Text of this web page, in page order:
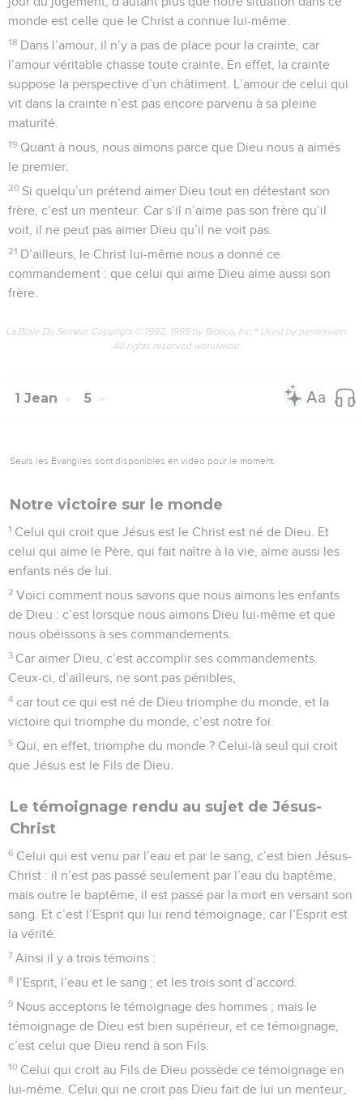
monde est celle que le Christ a connue lui-même.
18 Dans l’amour, il n’y a pas de place pour la crainte, car
l’amour véritable chasse toute crainte. En effet, la crainte
suppose la perspective d’un châtiment. L’amour de celui qui
vit dans la crainte n’est pas encore parvenu à sa pleine
maturité.
19 Quant à nous, nous aimons parce que Dieu nous a aimés
le premier.
20 Si quelqu’un prétend aimer Dieu tout en détestant son
frère, c’est un menteur. Car s’il n’aime pas son frère qu’il
voit, il ne peut pas aimer Dieu qu’il ne voit pas.
21 D’ailleurs, le Christ lui-même nous a donné ce
commandement : que celui qui aime Dieu aime aussi son
frère.
La Bible Du Semeur Copyright © 1992, 1999 by Biblica, Inc.® Used by permission.
All rights reserved worldwide.
1 Jean 5
Seuls les Évangiles sont disponibles en vidéo pour le moment.
Notre victoire sur le monde
1 Celui qui croit que Jésus est le Christ est né de Dieu. Et
celui qui aime le Père, qui fait naître à la vie, aime aussi les
enfants nés de lui.
2 Voici comment nous savons que nous aimons les enfants
de Dieu : c’est lorsque nous aimons Dieu lui-même et que
nous obéissons à ses commandements.
3 Car aimer Dieu, c’est accomplir ses commandements.
Ceux-ci, d’ailleurs, ne sont pas pénibles,
4 car tout ce qui est né de Dieu triomphe du monde, et la
victoire qui triomphe du monde, c’est notre foi.
5 Qui, en effet, triomphe du monde ? Celui-là seul qui croit
que Jésus est le Fils de Dieu.
Le témoignage rendu au sujet de Jésus-
Christ
6 Celui qui est venu par l’eau et par le sang, c’est bien Jésus-
Christ : il n’est pas passé seulement par l’eau du baptême,
mais outre le baptême, il est passé par la mort en versant son
sang. Et c’est l’Esprit qui lui rend témoignage, car l’Esprit est
la vérité.
7 Ainsi il y a trois témoins :
8 l’Esprit, l’eau et le sang ; et les trois sont d’accord.
9 Nous acceptons le témoignage des hommes ; mais le
témoignage de Dieu est bien supérieur, et ce témoignage,
c’est celui que Dieu rend à son Fils.
10 Celui qui croit au Fils de Dieu possède ce témoignage en
lui-même. Celui qui ne croit pas Dieu fait de lui un menteur,